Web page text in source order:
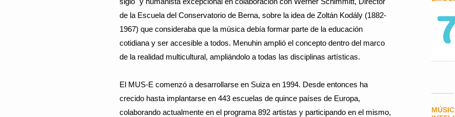
de la Escuela del Conservatorio de Berna, sobre la idea de Zoltán Kodály (1882-
1967) que consideraba que la música debía formar parte de la educación
cotidiana y ser accesible a todos. Menuhin amplió el concepto dentro del marco
de la realidad multicultural, ampliándolo a todas las disciplinas artísticas.
El MUS-E comenzó a desarrollarse en Suiza en 1994. Desde entonces ha
crecido hasta implantarse en 443 escuelas de quince países de Europa,
colaborando actualmente en el programa 892 artistas y participando en el mismo,